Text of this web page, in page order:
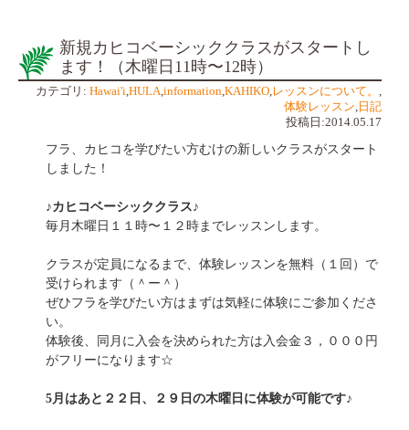
新規カヒコベーシッククラスがスタートし
ます！（木曜日11時〜12時）
カテゴリ: Hawai'i,HULA,information,KAHIKO,レッスンについて。 ,
体験レッスン, 日記
投稿日:2014.05.17
フラ、カヒコを学びたい方むけの新しいクラスがスタート
しました！
♪カヒコベーシッククラス♪
毎月木曜日１１時〜１２時までレッスンします。
クラスが定員になるまで、体験レッスンを無料（１回）で
受けられます（＾ー＾）
ぜひフラを学びたい方はまずは気軽に体験にご参加くださ
い。
体験後、同月に入会を決められた方は入会金３，０００円
がフリーになります☆
5月はあと２２日、２９日の木曜日に体験が可能です♪